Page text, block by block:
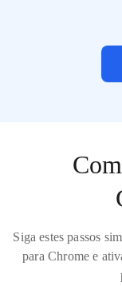
Siga estes passos
para Chrome e